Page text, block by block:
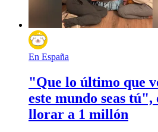
En España
"Que lo último que
este mundo seas tú",
llorar a 1 millón